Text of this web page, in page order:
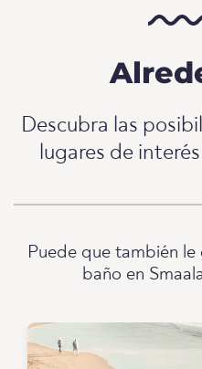
Descubra las
lugares de
Puede que también
baño en